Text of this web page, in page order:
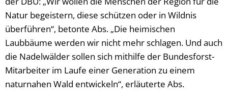
Natur begeistern, diese schützen oder in Wildnis
überführen“, betonte Abs. „Die heimischen
Laubbäume werden wir nicht mehr schlagen. Und auch
die Nadelwälder sollen sich mithilfe der Bundesforst-
Mitarbeiter im Laufe einer Generation zu einem
naturnahen Wald entwickeln“, erläuterte Abs.